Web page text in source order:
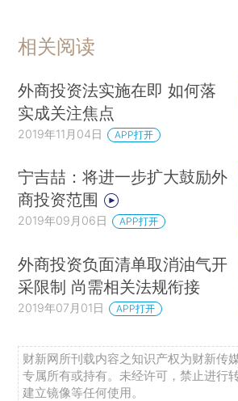
相关阅读
外商投资法实施在即 如何落
实成关注焦点
2019年11月04日 APP打开
宁吉喆：将进一步扩大鼓励外
商投资范围
2019年09月06日 APP打开
外商投资负面清单取消油气开
采限制 尚需相关法规衔接
2019年07月01日 APP打开
财新网所刊载内容之知识产权为财新传
专属所有或持有。未经许可，禁止进行
建立镜像等任何使用。